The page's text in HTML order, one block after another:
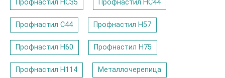
Профнастил НС35 Профнастил НС44
Профнастил С44 Профнастил Н57
Профнастил Н60 Профнастил Н75
Профнастил Н114 Металлочерепица